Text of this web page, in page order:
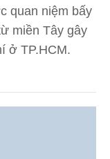
quan niệm bấy
miền Tây gây
ở TP.HCM.